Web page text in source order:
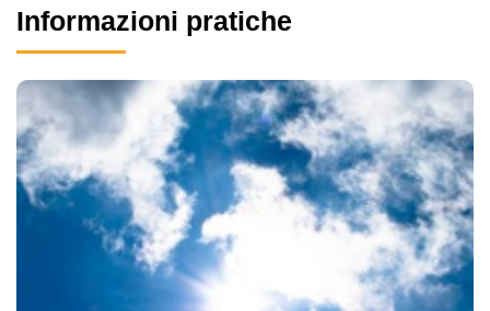
Informazioni pratiche